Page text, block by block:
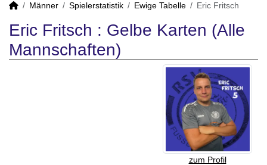
Männer Spielerstatistik Ewige Tabelle Eric Fritsch
Eric Fritsch : Gelbe Karten (Alle
Mannschaften)
zum Profil